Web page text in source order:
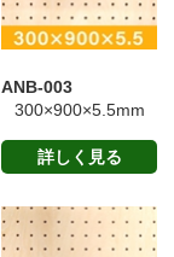
ANB-003
300×900×5.5mm
詳しく見る